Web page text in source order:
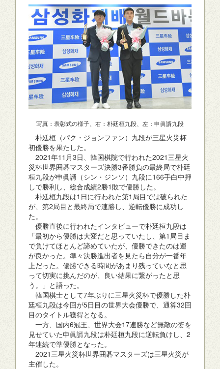
写真：表彰式の様子、右：朴廷桓九段、左：申眞諝九段
朴廷桓（パク・ジョンファン）九段が三星火災杯
初優勝を果たした。
2021年11月3日、韓国棋院で行われた2021三星火
災杯世界囲碁マスターズ決勝3番勝負の最終局で朴廷
桓九段が申眞諝（シン・ジンソ）九段に166手白中押
しで勝利し、総合成績2勝1敗で優勝した。
朴廷桓九段は1日に行われた第1局目では破られた
が、第2局目と最終局で連勝し、逆転優勝に成功し
た。
優勝直後に行われたインタビューで朴廷桓九段は
「最初から優勝は大変だと思っていたし、第1局目ま
で負けてほとんど諦めていたが、優勝できたのは運
が良かった。準々決勝進出者を見たら自分が一番年
上だった。優勝できる時間があまり残っていなと思
って切実に挑んだのが、良い結果に繋がったと思
う。」と語った。
韓国棋士として7年ぶりに三星火災杯で優勝した朴
廷桓九段は今回が5日目の世界大会優勝で、通算32回
目のタイトル獲得となる。
一方、国内6冠王、世界大会17連勝など無敵の姿を
見せていた申眞諝九段は朴廷桓九段に逆転負けし、2
年連続で準優勝となった。
2021三星火災杯世界囲碁マスターズは三星火災が
主催した。